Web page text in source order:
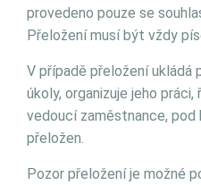
provedeno pouze se
Přeložení musí být vždy
V případě přeložení ukládá
úkoly, organizuje jeho
vedoucí zaměstnance,
přeložen.
Pozor přeložení je možné